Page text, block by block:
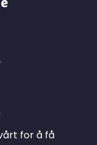
for å få